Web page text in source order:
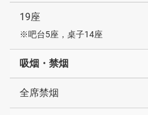
19座
※吧台5座，桌子14座
吸烟・禁烟
全席禁烟